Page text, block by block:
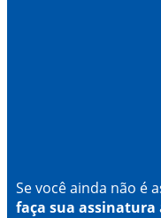
Se você ainda não é
faça sua assinatura